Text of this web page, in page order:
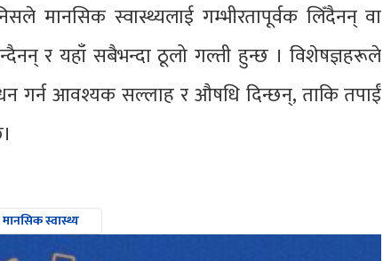
मानसिक स्वास्थ्यलाई गम्भीरतापूर्वक लिँदैनन् वा
र यहाँ सबैभन्दा ठूलो गल्ती हुन्छ । विशेषज्ञहरूले
गर्न आवश्यक सल्लाह र औषधि दिन्छन्, ताकि तपाईं
मानसिक स्वास्थ्य